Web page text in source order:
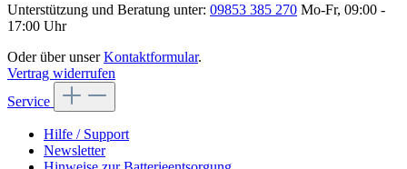
Unterstützung und Beratung unter: 09853 385 270 Mo-Fr, 09:00 -
17:00 Uhr
Oder über unserKontaktformular.
Vertrag widerrufen
Service
Hilfe / Support
Newsletter